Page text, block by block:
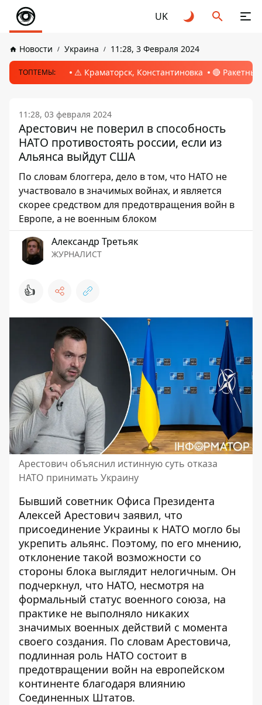
UK
Новости Украина 11:28, 3 Февраля 2024
ТОПТЕМЫ: ⚠️ Краматорск, Константиновка 🔴
11:28, 03 февраля 2024
Арестович не поверил в способность
НАТО противостоять россии, если из
Альянса выйдут США
По словам блоггера, дело в том, что НАТО не
участвовало в значимых войнах, и является
скорее средством для предотвращения войн в
Европе, а не военным блоком
Александр Третьяк
ЖУРНАЛИСТ
👍
Арестович объяснил истинную суть отказа
НАТО принимать Украину
Бывший советник Офиса Президента
Алексей Арестович заявил, что
присоединение Украины к НАТО могло бы
укрепить альянс. Поэтому, по его мнению,
отклонение такой возможности со
стороны блока выглядит нелогичным. Он
подчеркнул, что НАТО, несмотря на
формальный статус военного союза, на
практике не выполняло никаких
значимых военных действий с момента
своего создания. По словам Арестовича,
подлинная роль НАТО состоит в
предотвращении войн на европейском
континенте благодаря влиянию
Соединенных Штатов.